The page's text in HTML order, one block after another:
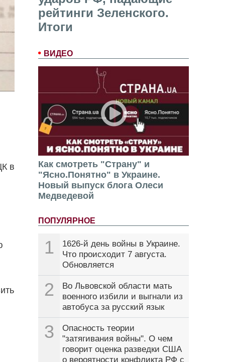
рейтинги Зеленского.
Итоги
ВИДЕО
Как смотреть "Страну" и
"Ясно.Понятно" в Украине.
Новый выпуск блога Олеси
Медведевой
ПОПУЛЯРНОЕ
1
1626-й день войны в Украине.
Что происходит 7 августа.
Обновляется
2
Во Львовской области мать
военного избили и выгнали из
автобуса за русский язык
3
Опасность теории
"затягивания войны". О чем
говорит оценка разведки США
о вероятности конфликта РФ с
в